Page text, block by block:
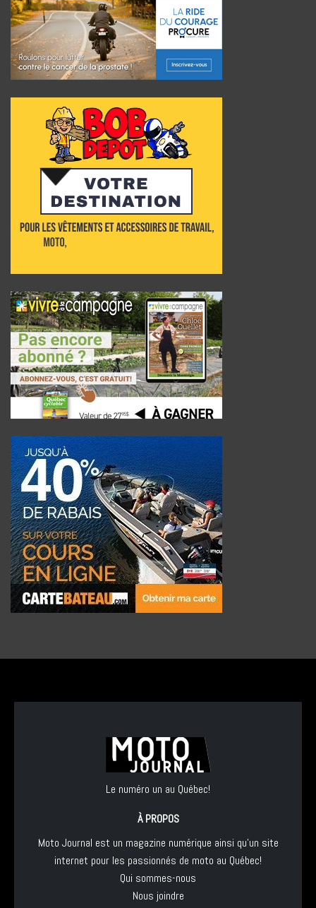
Le numéro un au Québec!
À PROPOS
Moto Journal est un magazine numérique ainsi qu'un site
internet pour les passionnés de moto au Québec!
Qui sommes-nous
Nous joindre